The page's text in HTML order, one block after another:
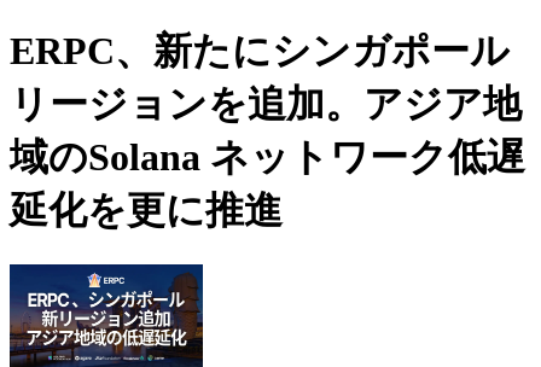
ERPC、新たにシンガポール
リージョンを追加。アジア地
域のSolana ネットワーク低遅
延化を更に推進